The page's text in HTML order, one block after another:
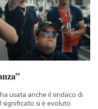
usata anche il sindaco di
significato si è evoluto